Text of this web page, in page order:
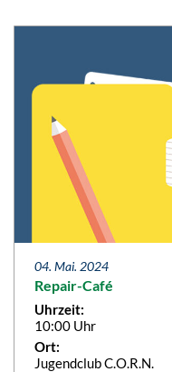
04. Mai. 2024
Repair-Café
Uhrzeit:
10:00 Uhr
Ort:
Jugendclub C.O.R.N.